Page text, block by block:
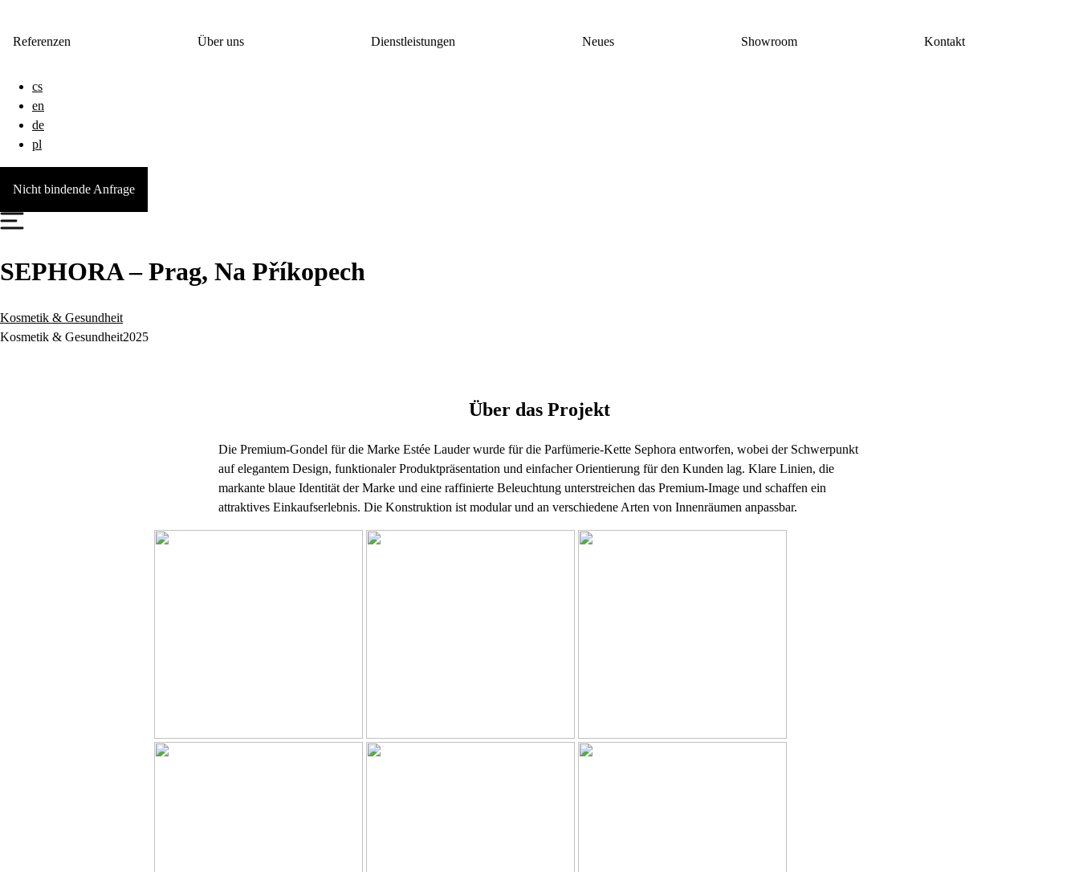
Referenzen Über uns Dienstleistungen Neues Showroom Kontakt
cs
en
de
pl
Nicht bindende Anfrage
SEPHORA – Prag, Na Příkopech
Kosmetik & Gesundheit
Kosmetik & Gesundheit2025
Über das Projekt
Die Premium-Gondel für die Marke Estée Lauder wurde für die Parfümerie-Kette Sephora entworfen, wobei der Schwerpunkt
auf elegantem Design, funktionaler Produktpräsentation und einfacher Orientierung für den Kunden lag. Klare Linien, die
markante blaue Identität der Marke und eine raffinierte Beleuchtung unterstreichen das Premium-Image und schaffen ein
attraktives Einkaufserlebnis. Die Konstruktion ist modular und an verschiedene Arten von Innenräumen anpassbar.